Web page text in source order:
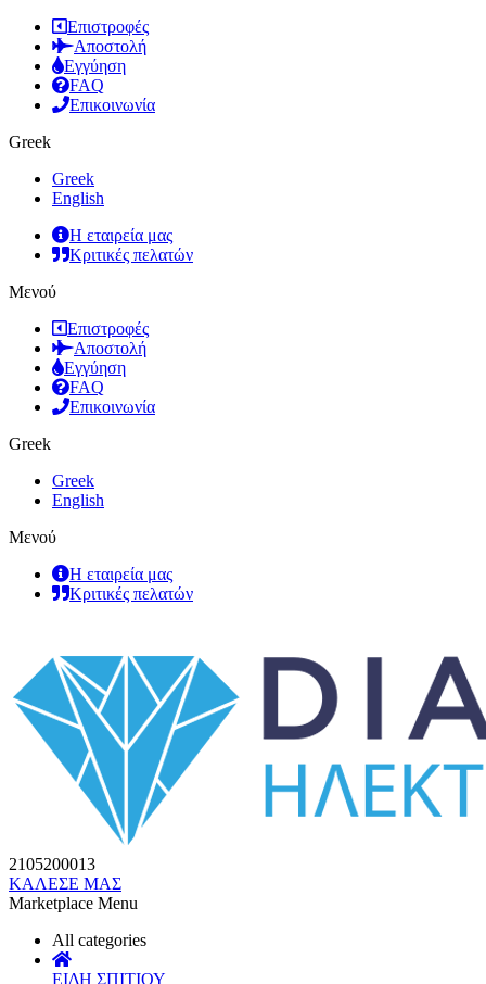
Επιστροφές
Αποστολή
Εγγύηση
FAQ
Επικοινωνία
Greek
Greek
English
Η εταιρεία μας
Κριτικές πελατών
Μενού
Επιστροφές
Αποστολή
Εγγύηση
FAQ
Επικοινωνία
Greek
Greek
English
Μενού
Η εταιρεία μας
Κριτικές πελατών
2105200013
ΚΑΛΕΣΕ ΜΑΣ
Marketplace Menu
All categories
ΕΙΔΗ ΣΠΙΤΙΟΥ